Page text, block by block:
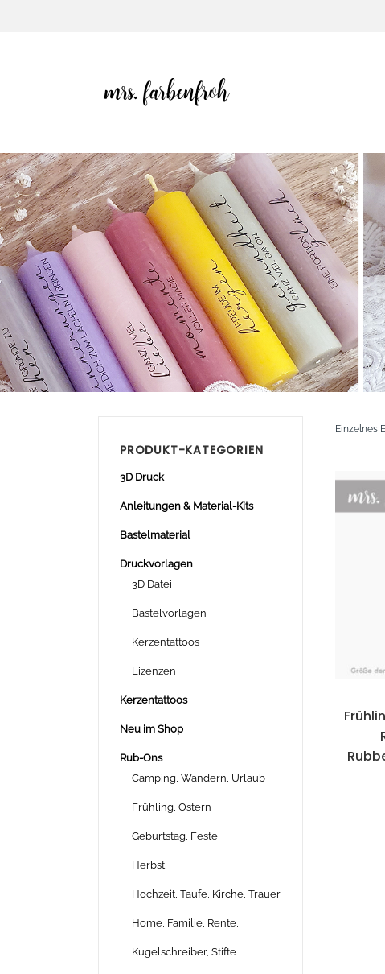
PRODUKT-KATEGORIEN
3D Druck
Anleitungen & Material-Kits
Bastelmaterial
Druckvorlagen
3D Datei
Bastelvorlagen
Kerzentattoos
Lizenzen
Kerzentattoos
Neu im Shop
Rub-Ons
Camping, Wandern, Urlaub
Frühling, Ostern
Geburtstag, Feste
Herbst
Hochzeit, Taufe, Kirche, Trauer
Home, Familie, Rente,
Kugelschreiber, Stifte
Einzelnes